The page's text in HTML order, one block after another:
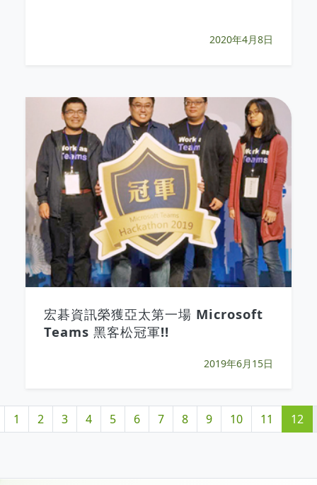
2020年4月8日
宏碁資訊榮獲亞太第一場 Microsoft
Teams 黑客松冠軍!!
2019年6月15日
1 2 3 4 5 6 7 8 9 10 11 12